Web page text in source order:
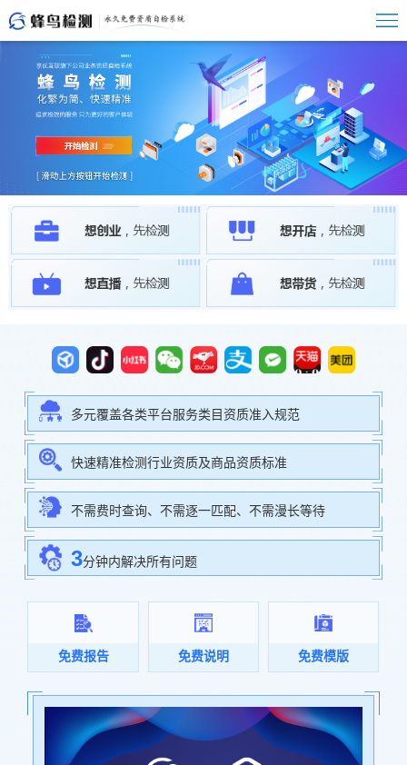
多元覆盖各类平台服务类目资质准入规范
快速精准检测行业资质及商品资质标准
不需费时查询、不需逐一匹配、不需漫长等待
3分钟内解决所有问题
免费报告 免费说明 免费模版